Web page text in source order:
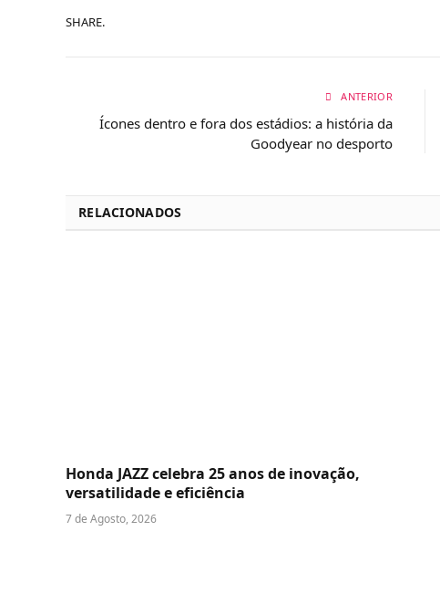
SHARE.
ANTERIOR
Ícones dentro e fora dos estádios: a história da
Goodyear no desporto
RELACIONADOS
Honda JAZZ celebra 25 anos de inovação,
versatilidade e eficiência
7 de Agosto, 2026